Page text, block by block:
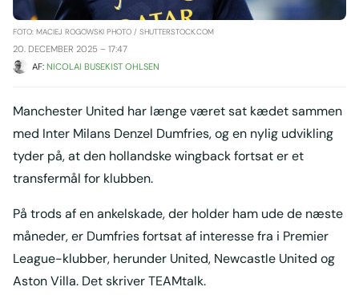
FOTO: MACIEJ ROGOWSKI PHOTO / SHUTTERSTOCK.COM
20. DECEMBER 2025 – 17:47
AF: NICOLAI BUSEKIST OHLSEN
Manchester United har længe været sat kædet sammen
med Inter Milans Denzel Dumfries, og en nylig udvikling
tyder på, at den hollandske wingback fortsat er et
transfermål for klubben.
På trods af en ankelskade, der holder ham ude de næste
måneder, er Dumfries fortsat af interesse fra i Premier
League-klubber, herunder United, Newcastle United og
Aston Villa. Det skriver TEAMtalk.